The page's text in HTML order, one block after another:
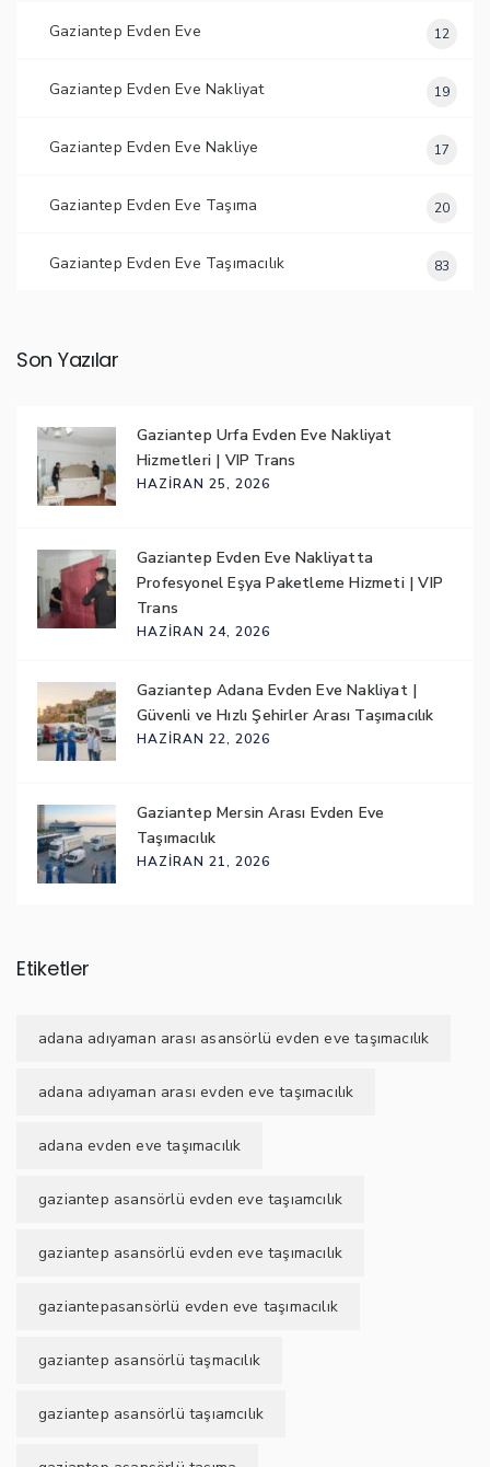
Gaziantep Evden Eve 12
Gaziantep Evden Eve Nakliyat 19
Gaziantep Evden Eve Nakliye 17
Gaziantep Evden Eve Taşıma 20
Gaziantep Evden Eve Taşımacılık 83
Son Yazılar
Gaziantep Urfa Evden Eve Nakliyat
Hizmetleri | VIP Trans
HAZIRAN 25, 2026
Gaziantep Evden Eve Nakliyatta
Profesyonel Eşya Paketleme Hizmeti | VIP
Trans
HAZIRAN 24, 2026
Gaziantep Adana Evden Eve Nakliyat |
Güvenli ve Hızlı Şehirler Arası Taşımacılık
HAZIRAN 22, 2026
Gaziantep Mersin Arası Evden Eve
Taşımacılık
HAZIRAN 21, 2026
Etiketler
adana adıyaman arası asansörlü evden eve taşımacılık
adana adıyaman arası evden eve taşımacılık
adana evden eve taşımacılık
gaziantep asansörlü evden eve taşıamcılık
gaziantep asansörlü evden eve taşımacılık
gaziantepasansörlü evden eve taşımacılık
gaziantep asansörlü taşmacılık
gaziantep asansörlü taşıamcılık